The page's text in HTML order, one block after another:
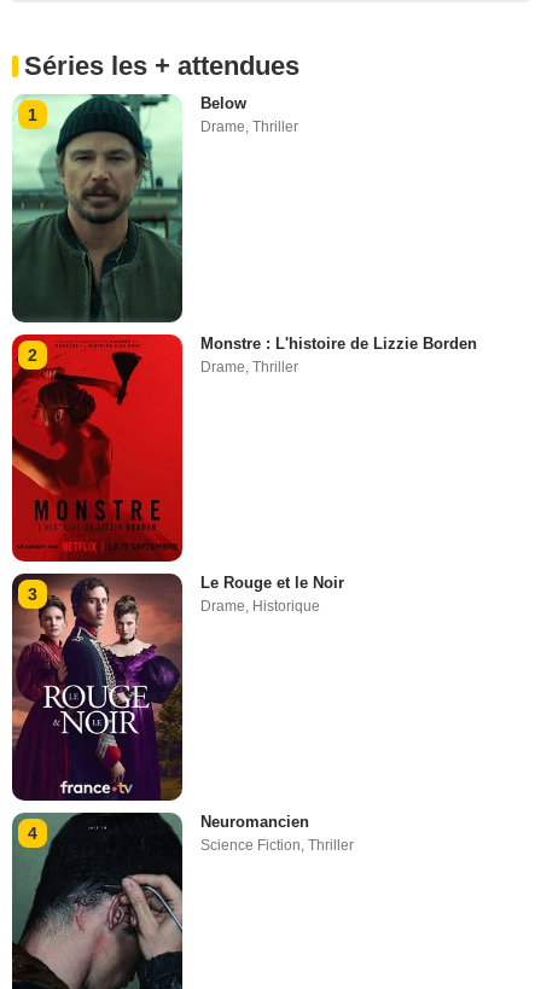
Séries les + attendues
1
Below
Drame,Thriller
2
Monstre : L'histoire de Lizzie Borden
Drame ,Thriller
3
Le Rouge et le Noir
Drame, Historique
4
Neuromancien
Science Fiction,Thriller